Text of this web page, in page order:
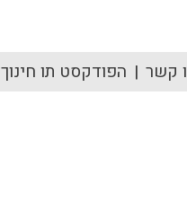
קשר הפודקסט תו חינוך